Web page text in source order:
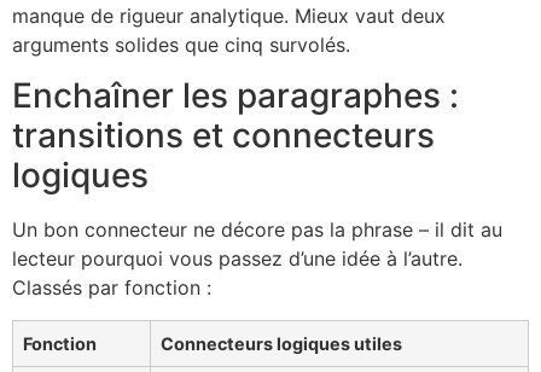
manque de rigueur analytique. Mieux vaut deux
arguments solides que cinq survolés.
Enchaîner les paragraphes :
transitions et connecteurs
logiques
Un bon connecteur ne décore pas la phrase – il dit au
lecteur pourquoi vous passez d’une idée à l’autre.
Classés par fonction :
Fonction Connecteurs logiques utiles